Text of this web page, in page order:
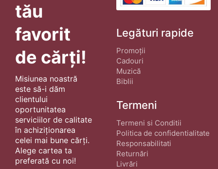
tău
favorit
de cărți!
Misiunea noastră
este să-i dăm
clientului
oportunitatea
serviciilor de calitate
în achiziționarea
celei mai bune cărți.
Alege cartea ta
preferată cu noi!
Legături rapide
Promoții
Cadouri
Muzică
Biblii
Termeni
Termeni si Conditii
Politica de confidentialitate
Responsabilitati
Returnări
Livrări